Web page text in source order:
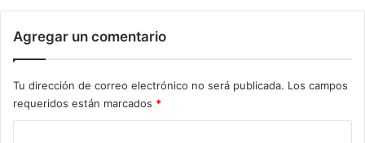
Agregar un comentario
Tu dirección de correo electrónico no será publicada. Los campos
requeridos están marcados *